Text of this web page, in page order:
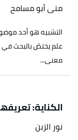
منى أبو مسامح
التشبيه هو أحد
علم يختصّ بالبحث في
معنى...
الكناية:
نور الزبن